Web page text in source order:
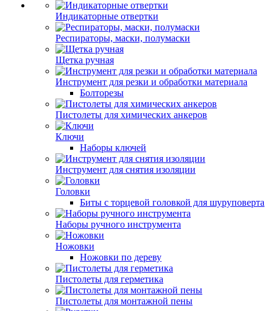
Индикаторные отвертки
Респираторы, маски, полумаски
Щетка ручная
Инструмент для резки и обработки материала
Болторезы
Пистолеты для химических анкеров
Ключи
Наборы ключей
Инструмент для снятия изоляции
Головки
Биты с торцевой головкой для шуруповерта
Наборы ручного инструмента
Ножовки
Ножовки по дереву
Пистолеты для герметика
Пистолеты для монтажной пены